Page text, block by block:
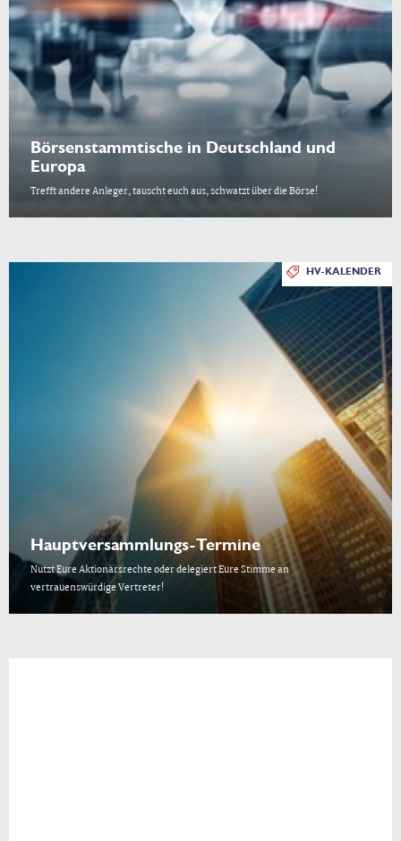
Börsenstammtische in Deutschland und
Europa
Trefft andere Anleger, tauscht euch aus, schwatzt über die Börse!
HV-KALENDER
Hauptversammlungs-Termine
Nutzt Eure Aktionärsrechte oder delegiert Eure Stimme an
vertrauenswürdige Vertreter!